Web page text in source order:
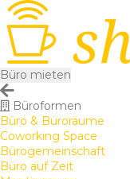
Büro mieten
Büroformen
Büro & Büroräume
Coworking Space
Bürogemeinschaft
Büro auf Zeit